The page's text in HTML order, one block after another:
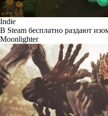
Indie
В Steam бесплатно раздают
Moonlighter